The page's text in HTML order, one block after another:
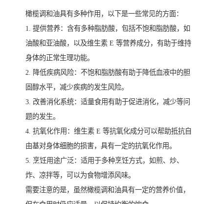
橄榄调和油具有多种作用，以下是一些常见的方面：
1. 提供营养：含有多种脂肪酸，包括不饱和脂肪酸，如
油酸和亚油酸，以及维生素 E 等营养成分，有助于维持
身体的正常生理功能。
2. 降低疾病风险：不饱和脂肪酸有助于降低血液中的胆
固醇水平，减少疾病的发生风险。
3. 改善消化系统：适量食用有助于促进消化，减少等问
题的发生。
4. 抗氧化作用：维生素 E 等抗氧化成分可以帮助抵抗自
由基对身体细胞的损害，具有一定的抗氧化作用。
5. 烹饪用途广泛：适用于多种烹饪方式，如煎、炒、
炸、凉拌等，可以为食物增添风味。
需要注意的是，虽然橄榄调和油具有一定的营养价值，